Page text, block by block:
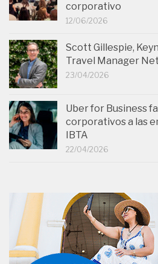
corporativo
12/06/2026
Scott Gillespie,
Travel Manager
23/04/2026
Uber for Business
corporativos a las
IBTA
22/04/2026